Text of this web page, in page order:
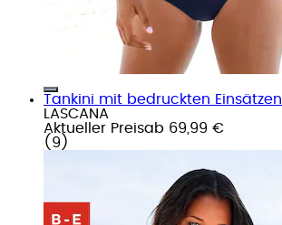
Tankini mit bedruckten Einsätzen
LASCANA
Aktueller Preisab 69,99 €
( 9 )